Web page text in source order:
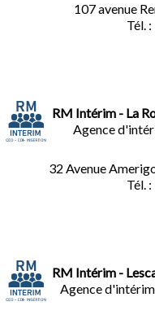
107 avenue
Tél. :
RM Intérim - La
Agence
32 Avenue
Tél. :
RM Intérim -
Agence d'intérim